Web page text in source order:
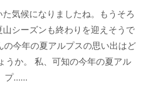
気候になりましたね。もうそろ
シーズンも終わりを迎えそうで
の今年の夏アルプスの思い出はど
うか。 私、可知の今年の夏アル
プ…...